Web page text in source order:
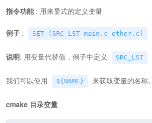
指令功能: 用来显式的定义变量
例子 : SET (SRC_LST main.c other.c)
说明: 用变量代替值，例子中定义 SRC_LST
我们可以使用 ${NAME} 来获取变量的名称。
cmake 目录变量